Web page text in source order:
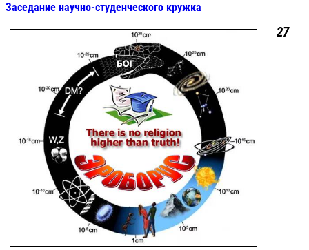
Заседание научно-студенческого кружка
27